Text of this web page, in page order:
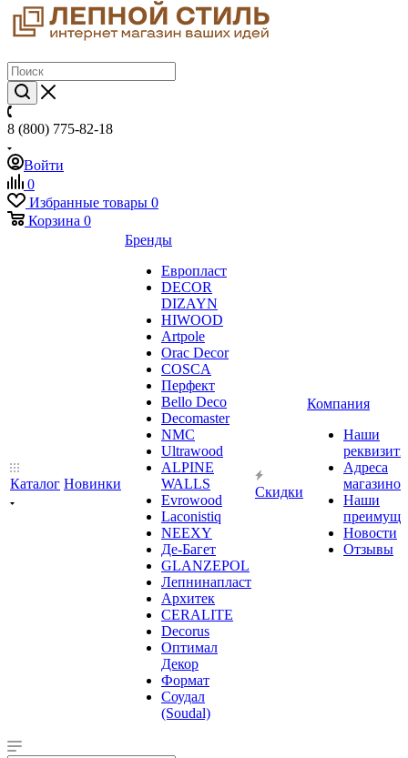
8 (800) 775-82-18
Войти
0
Избранные товары 0
Корзина 0
Каталог Новинки
Бренды
Европласт
DECOR
DIZAYN
HIWOOD
Artpole
Orac Decor
COSCA
Перфект
Bello Deco
Decomaster
NMС
Ultrawood
ALPINE
WALLS
Evrowood
Laconistiq
NEEXY
Де-Багет
GLANZEPOL
Лепнинапласт
Архитек
CERALITE
Decorus
Оптимал
Декор
Формат
Соудал
(Soudal)
Скидки
Компания
Наши
Адреса
магазинов
Наши
Новости
Отзывы